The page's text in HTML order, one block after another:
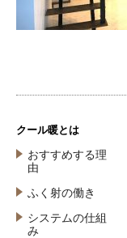
クール暖とは
おすすめする理
由
ふく射の働き
システムの仕組
み